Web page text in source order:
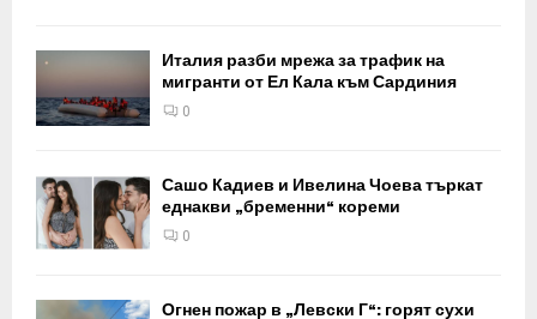
Италия разби мрежа за трафик на
мигранти от Ел Кала към Сардиния
0
Сашо Кадиев и Ивелина Чоева търкат
еднакви „бременни“ кореми
0
Огнен пожар в „Левски Г“: горят сухи